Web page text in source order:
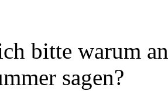
bitte warum
sagen?